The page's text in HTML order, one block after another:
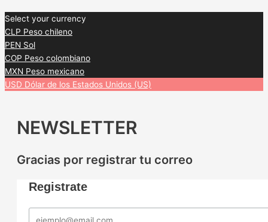
Select your currency
CLP Peso chileno
PEN Sol
COP Peso colombiano
MXN Peso mexicano
USD Dólar de los Estados Unidos (US)
NEWSLETTER
Gracias por registrar tu correo
Registrate